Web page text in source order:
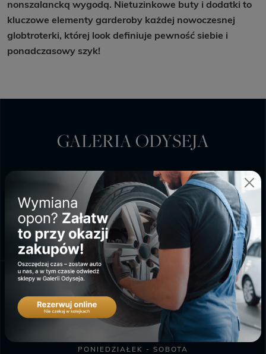
nonszalancką wygodą. Nietuzinkowe buty i dodatki to
kluczowe elementy garderoby każdej nowoczesnej
globtroterki, której look definiuje pewność siebie i
ponadczasowy szyk!
GALERIA ODYSEJA
PONIEDZIAŁEK - SOBOTA
9:00 - 20:00
NIEDZIELA HANDLOWA
10:00 - 18:00
SKLEP BIEDRONKA
PONIEDZIAŁEK - SOBOTA